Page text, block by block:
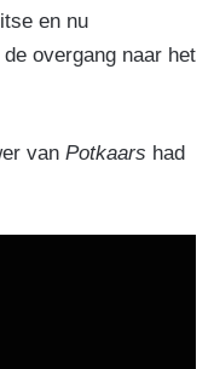
en nu
overgang naar het
van Potkaars had